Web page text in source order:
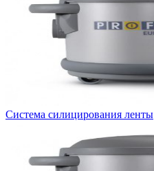
Система силицирования ленты